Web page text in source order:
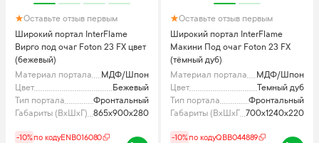
Оставьте отзыв первым
Широкий портал InterFlame
Вирго под очаг Foton 23 FX цвет
(бежевый)
Материал портала
МДФ/Шпон
Цвет
Бежевый
Тип портала
Фронтальный
Габариты (ВхШхГ), мм865х900х280
-10%по кодуENB016080
Оставьте отзыв первым
Широкий портал InterFlame
Макини Под очаг Foton 23 FX
(тёмный дуб)
Материал портала
МДФ/Шпон
Цвет
Темный дуб
Тип портала
Фронтальный
Габариты (ВхШхГ), мм700х1240х220
-10%по кодуQBB044889